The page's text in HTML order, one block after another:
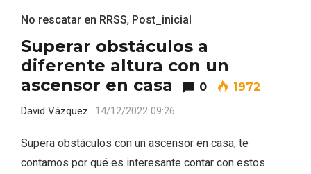
No rescatar en RRSS, Post_inicial
Superar obstáculos a
diferente altura con un
ascensor en casa
0 1972
David Vázquez 14/12/2022 09:26
Supera obstáculos con un ascensor en casa, te
contamos por qué es interesante contar con estos
Velay, una imagen renovada para el
vermouth de Valladolid